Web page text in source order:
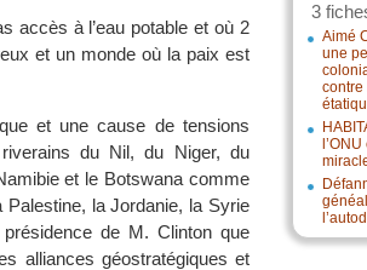
3
Aimé
une
contre
accès à l’eau potable et où 2
et un monde où la paix est
et une cause de tensions
riverains du Nil, du Niger, du
et le Botswana comme
la Jordanie, la Syrie
de M. Clinton que
alliances géostratégiques et